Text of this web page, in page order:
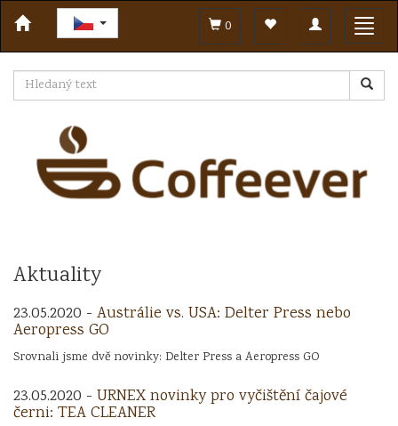
Toggle
navigation
0
Aktuality
23.05.2020 - Austrálie vs. USA: Delter Press nebo
Aeropress GO
Srovnali jsme dvě novinky: Delter Press a Aeropress GO
23.05.2020 - URNEX novinky pro vyčištění čajové
černi: TEA CLEANER